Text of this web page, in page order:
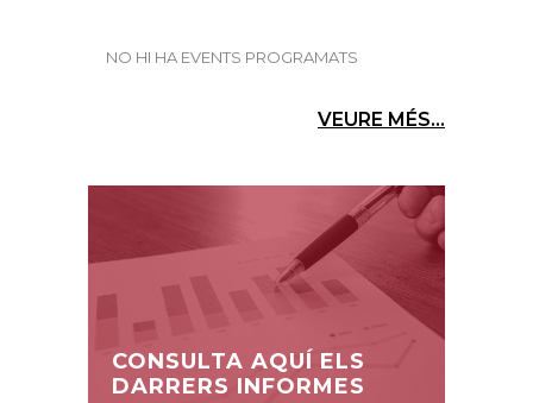
NO HI HA EVENTS PROGRAMATS
VEURE MÉS...
CONSULTA AQUÍ ELS
DARRERS INFORMES